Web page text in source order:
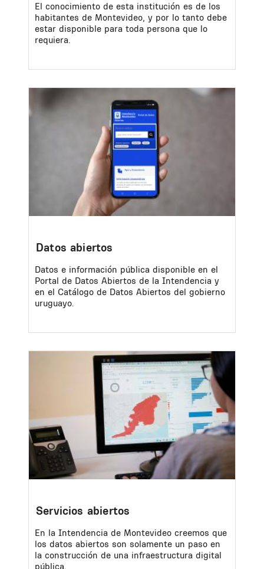
El conocimiento de esta institución es de los
habitantes de Montevideo, y por lo tanto debe
estar disponible para toda persona que lo
requiera.
Datos abiertos
Datos e información pública disponible en el
Portal de Datos Abiertos de la Intendencia y
en el Catálogo de Datos Abiertos del gobierno
uruguayo.
Servicios abiertos
En la Intendencia de Montevideo creemos que
los datos abiertos son solamente un paso en
la construcción de una infraestructura digital
pública.